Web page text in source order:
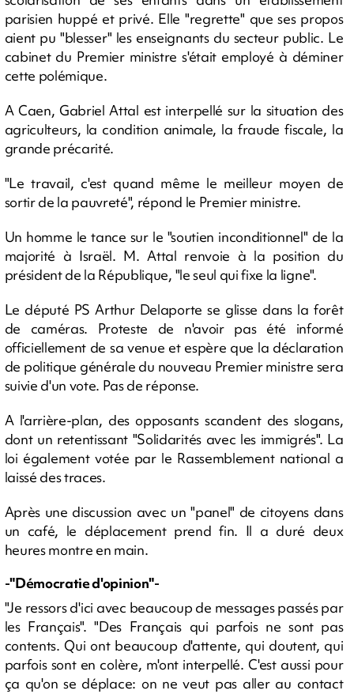
parisien huppé et privé. Elle "regrette" que ses propos
aient pu "blesser" les enseignants du secteur public. Le
cabinet du Premier ministre s'était employé à déminer
cette polémique.
A Caen, Gabriel Attal est interpellé sur la situation des
agriculteurs, la condition animale, la fraude fiscale, la
grande précarité.
"Le travail, c'est quand même le meilleur moyen de
sortir de la pauvreté", répond le Premier ministre.
Un homme le tance sur le "soutien inconditionnel" de la
majorité à Israël. M. Attal renvoie à la position du
président de la République, "le seul qui fixe la ligne".
Le député PS Arthur Delaporte se glisse dans la forêt
de caméras. Proteste de n'avoir pas été informé
officiellement de sa venue et espère que la déclaration
de politique générale du nouveau Premier ministre sera
suivie d'un vote. Pas de réponse.
A l'arrière-plan, des opposants scandent des slogans,
dont un retentissant "Solidarités avec les immigrés". La
loi également votée par le Rassemblement national a
laissé des traces.
Après une discussion avec un "panel" de citoyens dans
un café, le déplacement prend fin. Il a duré deux
heures montre en main.
-"Démocratie d'opinion"-
"Je ressors d'ici avec beaucoup de messages passés par
les Français". "Des Français qui parfois ne sont pas
contents. Qui ont beaucoup d'attente, qui doutent, qui
parfois sont en colère, m'ont interpellé. C'est aussi pour
ça qu'on se déplace: on ne veut pas aller au contact